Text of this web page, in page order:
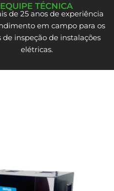
EQUIPE TÉCNICA
de 25 anos de experiência
em campo para os
de inspeção de instalações
elétricas.